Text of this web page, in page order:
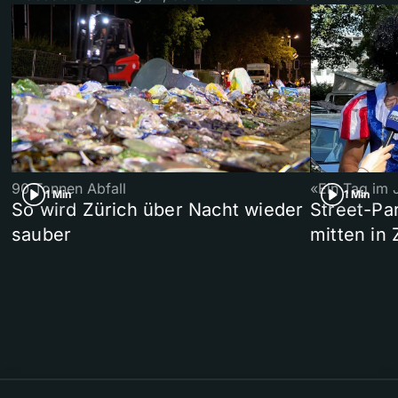
1 Min
90 Tonnen Abfall
So wird Zürich über Nacht wieder
sauber
1 Min
«Ein Tag im
Street-
mitten in